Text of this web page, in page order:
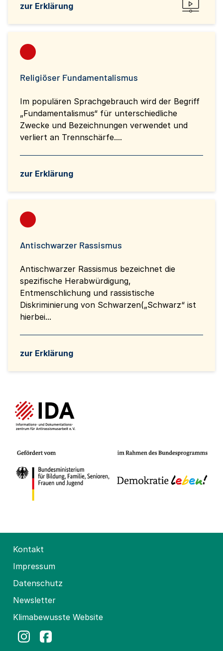
zur Erklärung
Religiöser Fundamentalismus
Im populären Sprachgebrauch wird der Begriff
„Fundamentalismus“ für unterschiedliche
Zwecke und Bezeichnungen verwendet und
verliert an Trennschärfe....
zur Erklärung
Antischwarzer Rassismus
Antischwarzer Rassismus bezeichnet die
spezifische Herabwürdigung,
Entmenschlichung und rassistische
Diskriminierung von Schwarzen(„Schwarz“ ist
hierbei...
zur Erklärung
Kontakt
Impressum
Datenschutz
Newsletter
Klimabewusste Website